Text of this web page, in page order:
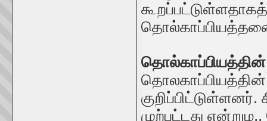
கூறப்பட்டுள்ளதாகத்
முற்பட்டது